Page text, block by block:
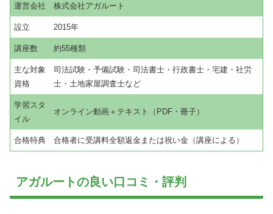
運営会社 株式会社アガルート
設立 2015年
講座数 約55種類
主な対象
資格
司法試験・予備試験・司法書士・行政書士・宅建・社労
士・土地家屋調査士など
学習スタ
イル
オンライン動画＋テキスト（PDF・冊子）
合格特典 合格者に受講料全額返金または祝い金（講座による）
アガルートの良い口コミ・評判